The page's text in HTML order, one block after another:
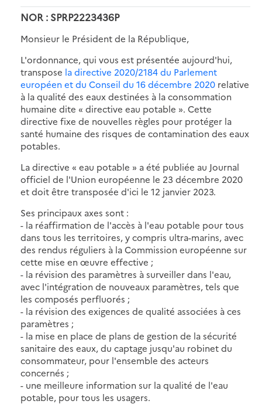
NOR : SPRP2223436P
Monsieur le Président de la République,
L'ordonnance, qui vous est présentée aujourd'hui,
transpose la directive 2020/2184 du Parlement
européen et du Conseil du 16 décembre 2020 relative
à la qualité des eaux destinées à la consommation
humaine dite « directive eau potable ». Cette
directive fixe de nouvelles règles pour protéger la
santé humaine des risques de contamination des eaux
potables.
La directive « eau potable » a été publiée au Journal
officiel de l'Union européenne le 23 décembre 2020
et doit être transposée d'ici le 12 janvier 2023.
Ses principaux axes sont :
- la réaffirmation de l'accès à l'eau potable pour tous
dans tous les territoires, y compris ultra-marins, avec
des rendus réguliers à la Commission européenne sur
cette mise en œuvre effective ;
- la révision des paramètres à surveiller dans l'eau,
avec l'intégration de nouveaux paramètres, tels que
les composés perfluorés ;
- la révision des exigences de qualité associées à ces
paramètres ;
- la mise en place de plans de gestion de la sécurité
sanitaire des eaux, du captage jusqu'au robinet du
consommateur, pour l'ensemble des acteurs
concernés ;
- une meilleure information sur la qualité de l'eau
potable, pour tous les usagers.